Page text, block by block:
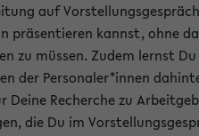
auf
präsentieren kannst, ohne
zu müssen. Zudem lernst
der Personaler*innen
Deine Recherche zu
die Du im